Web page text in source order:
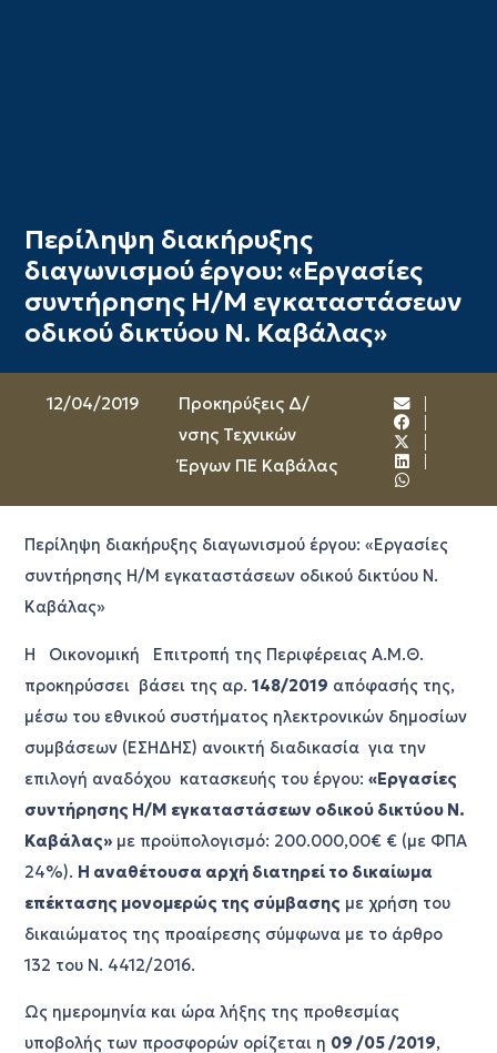
Περίληψη διακήρυξης
διαγωνισμού έργου: «Εργασίες
συντήρησης Η/Μ εγκαταστάσεων
οδικού δικτύου Ν. Καβάλας»
12/04/2019
Προκηρύξεις Δ/
νσης Τεχνικών
Έργων ΠΕ Καβάλας
Περίληψη διακήρυξης διαγωνισμού έργου: «Εργασίες
συντήρησης Η/Μ εγκαταστάσεων οδικού δικτύου Ν.
Καβάλας»
Η Οικονομική Επιτροπή της Περιφέρειας Α.Μ.Θ.
προκηρύσσει βάσει της αρ. 148/2019 απόφασής της,
μέσω του εθνικού συστήματος ηλεκτρονικών δημοσίων
συμβάσεων (ΕΣΗΔΗΣ) ανοικτή διαδικασία για την
επιλογή αναδόχου κατασκευής του έργου: «Εργασίες
συντήρησης Η/Μ εγκαταστάσεων οδικού δικτύου Ν.
Καβάλας»με προϋπολογισμό: 200.000,00€ € (με ΦΠΑ
24%). Η αναθέτουσα αρχή διατηρεί το δικαίωμα
επέκτασης μονομερώς της σύμβασης με χρήση του
δικαιώματος της προαίρεσης σύμφωνα με το άρθρο
132 του Ν. 4412/2016.
Ως ημερομηνία και ώρα λήξης της προθεσμίας
υποβολής των προσφορών ορίζεται η 09 /05 /2019,